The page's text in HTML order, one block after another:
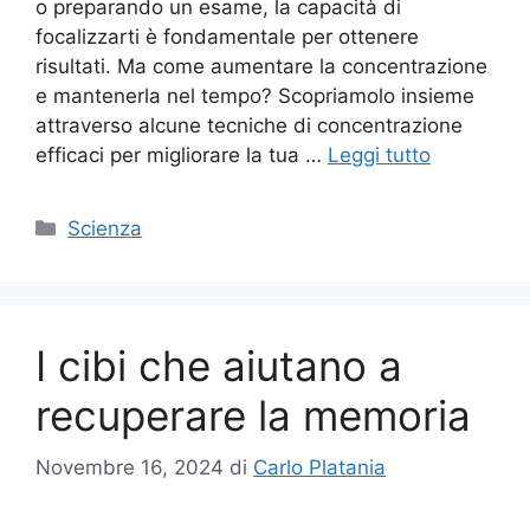
o preparando un esame, la capacità di
focalizzarti è fondamentale per ottenere
risultati. Ma come aumentare la concentrazione
e mantenerla nel tempo? Scopriamolo insieme
attraverso alcune tecniche di concentrazione
efficaci per migliorare la tua … Leggi tutto
Categorie
Scienza
I cibi che aiutano a
recuperare la memoria
Novembre 16, 2024 di Carlo Platania